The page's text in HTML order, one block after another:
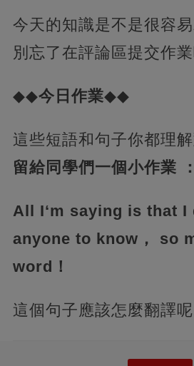
今天的知識是不是很容
別忘了在評論區提交作業
◆◆今日作業◆◆
這些短語和句子你都理
留給同學們一個小作業 ：
All I‘m saying is that I
anyone to know， so
word！
這個句子應該怎麼翻譯呢